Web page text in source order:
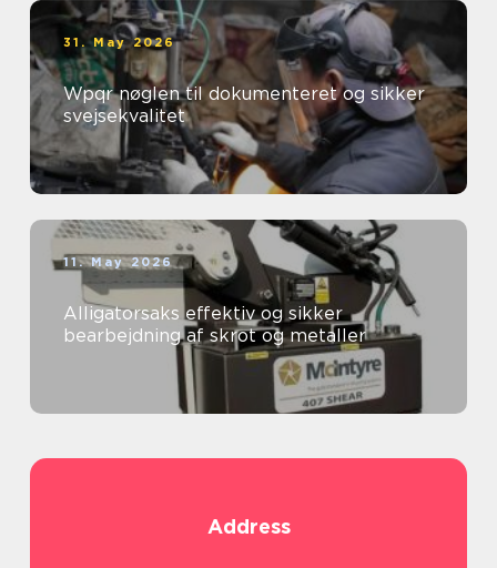
31. May 2026
Wpqr nøglen til dokumenteret og sikker
svejsekvalitet
11. May 2026
Alligatorsaks effektiv og sikker
bearbejdning af skrot og metaller
Address